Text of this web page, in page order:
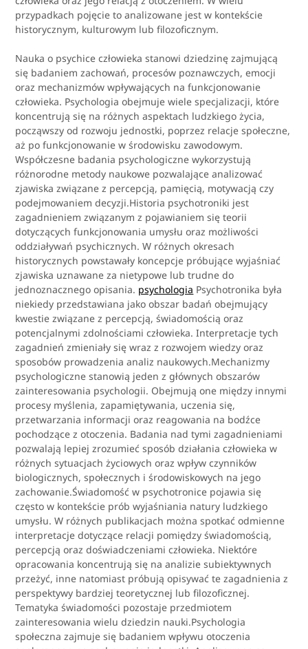
przypadkach pojęcie to analizowane jest w kontekście
historycznym, kulturowym lub filozoficznym.
Nauka o psychice człowieka stanowi dziedzinę zajmującą
się badaniem zachowań, procesów poznawczych, emocji
oraz mechanizmów wpływających na funkcjonowanie
człowieka. Psychologia obejmuje wiele specjalizacji, które
koncentrują się na różnych aspektach ludzkiego życia,
począwszy od rozwoju jednostki, poprzez relacje społeczne,
aż po funkcjonowanie w środowisku zawodowym.
Współczesne badania psychologiczne wykorzystują
różnorodne metody naukowe pozwalające analizować
zjawiska związane z percepcją, pamięcią, motywacją czy
podejmowaniem decyzji.Historia psychotroniki jest
zagadnieniem związanym z pojawianiem się teorii
dotyczących funkcjonowania umysłu oraz możliwości
oddziaływań psychicznych. W różnych okresach
historycznych powstawały koncepcje próbujące wyjaśniać
zjawiska uznawane za nietypowe lub trudne do
jednoznacznego opisania. psychologia Psychotronika była
niekiedy przedstawiana jako obszar badań obejmujący
kwestie związane z percepcją, świadomością oraz
potencjalnymi zdolnościami człowieka. Interpretacje tych
zagadnień zmieniały się wraz z rozwojem wiedzy oraz
sposobów prowadzenia analiz naukowych.Mechanizmy
psychologiczne stanowią jeden z głównych obszarów
zainteresowania psychologii. Obejmują one między innymi
procesy myślenia, zapamiętywania, uczenia się,
przetwarzania informacji oraz reagowania na bodźce
pochodzące z otoczenia. Badania nad tymi zagadnieniami
pozwalają lepiej zrozumieć sposób działania człowieka w
różnych sytuacjach życiowych oraz wpływ czynników
biologicznych, społecznych i środowiskowych na jego
zachowanie.Świadomość w psychotronice pojawia się
często w kontekście prób wyjaśniania natury ludzkiego
umysłu. W różnych publikacjach można spotkać odmienne
interpretacje dotyczące relacji pomiędzy świadomością,
percepcją oraz doświadczeniami człowieka. Niektóre
opracowania koncentrują się na analizie subiektywnych
przeżyć, inne natomiast próbują opisywać te zagadnienia z
perspektywy bardziej teoretycznej lub filozoficznej.
Tematyka świadomości pozostaje przedmiotem
zainteresowania wielu dziedzin nauki.Psychologia
społeczna zajmuje się badaniem wpływu otoczenia